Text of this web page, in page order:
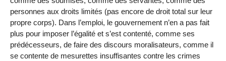
personnes aux droits limités (pas encore de droit total sur leur
propre corps). Dans l’emploi, le gouvernement n’en a pas fait
plus pour imposer l’égalité et s’est contenté, comme ses
prédécesseurs, de faire des discours moralisateurs, comme il
se contente de mesurettes insuffisantes contre les crimes